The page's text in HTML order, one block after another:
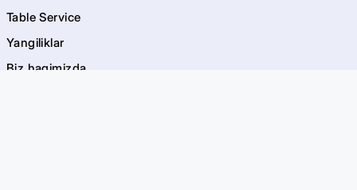
Table Service
Yangiliklar
Biz haqimizda